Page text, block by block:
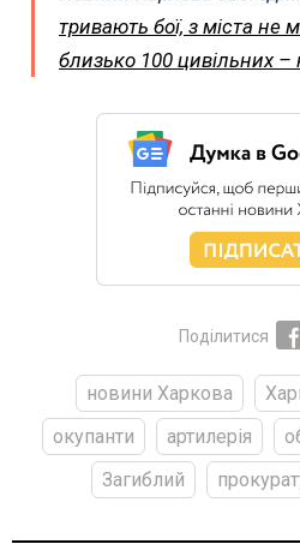
тривають бої, з міста не
близько 100 цивільних
Поділитися
новини Харкова
окупанти
артилерія
Загиблий